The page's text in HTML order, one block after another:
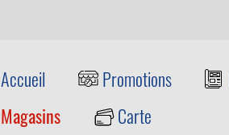
Accueil Promotions
Magasins
Carte